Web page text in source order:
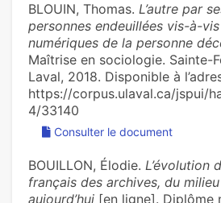
BLOUIN, Thomas. L’autre par
personnes endeuillées vis-à-
numériques de la personne
Maîtrise en sociologie. Sainte-
Laval, 2018. Disponible à
https://corpus.ulaval.ca/jspui/
4/33140
Consulter le document
BOUILLON, Élodie. L’évolution
français des archives, du
aujourd’hui [en ligne]. Diplôme